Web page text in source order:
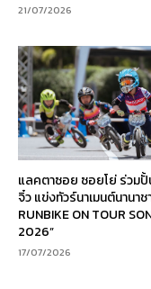
21/07/2026
แลคตาซอย ซอยโย่ ร่วม
จิ๋ว แข่งทัวร์นาเมนต์นานาช
RUNBIKE ON TOUR
2026”
17/07/2026